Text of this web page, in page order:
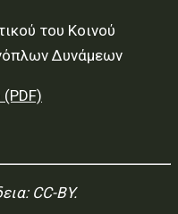
του Κοινού
Δυνάμεων
CC-BY.